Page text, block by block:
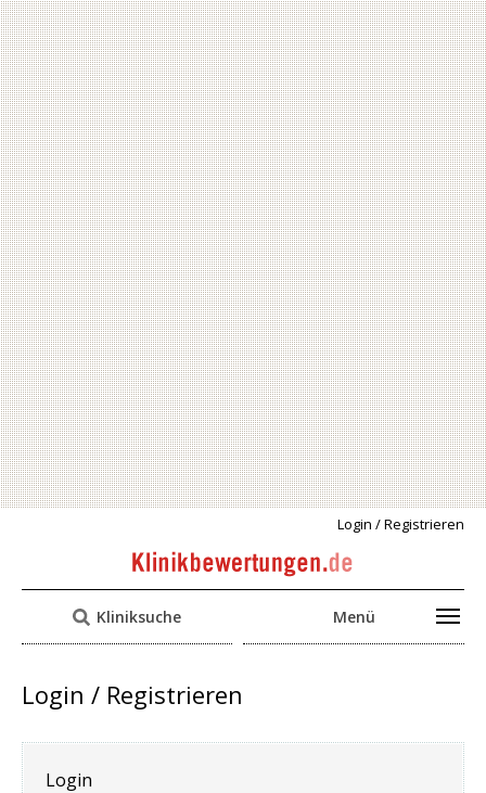
Login / Registrieren
Kliniksuche Menü
Login / Registrieren
Login